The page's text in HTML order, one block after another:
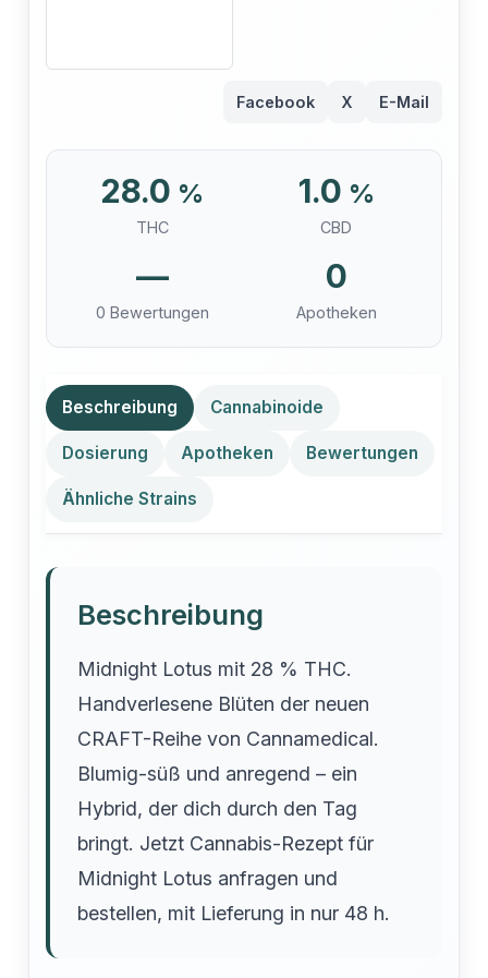
Facebook X E-Mail
28.0 %
THC
1.0 %
CBD
—
0 Bewertungen
0
Apotheken
Beschreibung Cannabinoide
Dosierung Apotheken Bewertungen
Ähnliche Strains
Beschreibung
Midnight Lotus mit 28 % THC.
Handverlesene Blüten der neuen
CRAFT-Reihe von Cannamedical.
Blumig-süß und anregend – ein
Hybrid, der dich durch den Tag
bringt. Jetzt Cannabis-Rezept für
Midnight Lotus anfragen und
bestellen, mit Lieferung in nur 48 h.